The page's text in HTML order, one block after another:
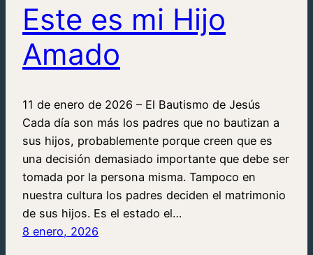
Este es mi Hijo
Amado
11 de enero de 2026 – El Bautismo de Jesús
Cada día son más los padres que no bautizan a
sus hijos, probablemente porque creen que es
una decisión demasiado importante que debe ser
tomada por la persona misma. Tampoco en
nuestra cultura los padres deciden el matrimonio
de sus hijos. Es el estado el…
8 enero, 2026